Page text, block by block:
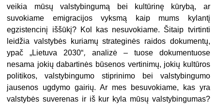
veikia mūsų valstybingumą bei kultūrinę kūrybą, ar
suvokiame emigracijos vyksmą kaip mums kylantį
egzistencinį iššūkį? Kol kas nesuvokiame. Šitaip tvirtinti
leidžia valstybės kuriamų strateginės raidos dokumentų,
ypač „Lietuva 2030“, analizė – tuose dokumentuose
nesama jokių dabartinės būsenos vertinimų, jokių kultūros
politikos, valstybingumo stiprinimo bei valstybingumo
jausenos ugdymo gairių. Ar mes besuvokiame, kas yra
valstybės suverenas ir iš kur kyla mūsų valstybingumas?